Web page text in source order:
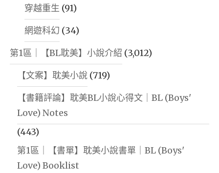
穿越重生 (91)
網遊科幻 (34)
第1區｜【BL耽美】小說介紹 (3,012)
【文案】耽美小說 (719)
【書籍評論】耽美BL小說心得文｜BL (Boys'
Love) Notes
(443)
第1區｜【書單】耽美小說書單｜BL (Boys'
Love) Booklist